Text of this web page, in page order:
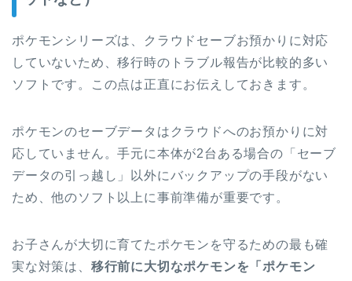
ポケモンシリーズは、クラウドセーブお預かりに対応
していないため、移行時のトラブル報告が比較的多い
ソフトです。この点は正直にお伝えしておきます。
ポケモンのセーブデータはクラウドへのお預かりに対
応していません。手元に本体が2台ある場合の「セーブ
データの引っ越し」以外にバックアップの手段がない
ため、他のソフト以上に事前準備が重要です。
お子さんが大切に育てたポケモンを守るための最も確
実な対策は、 移行前に大切なポケモンを「ポケモン